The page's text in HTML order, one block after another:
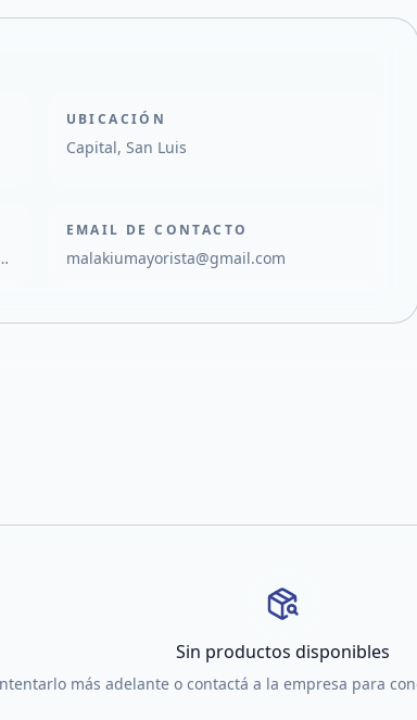
UBICACIÓN
Capital, San Luis
EMAIL DE CONTACTO
malakiumayorista@gmail.com
Sin productos disponibles
más adelante o contactá a la empresa para